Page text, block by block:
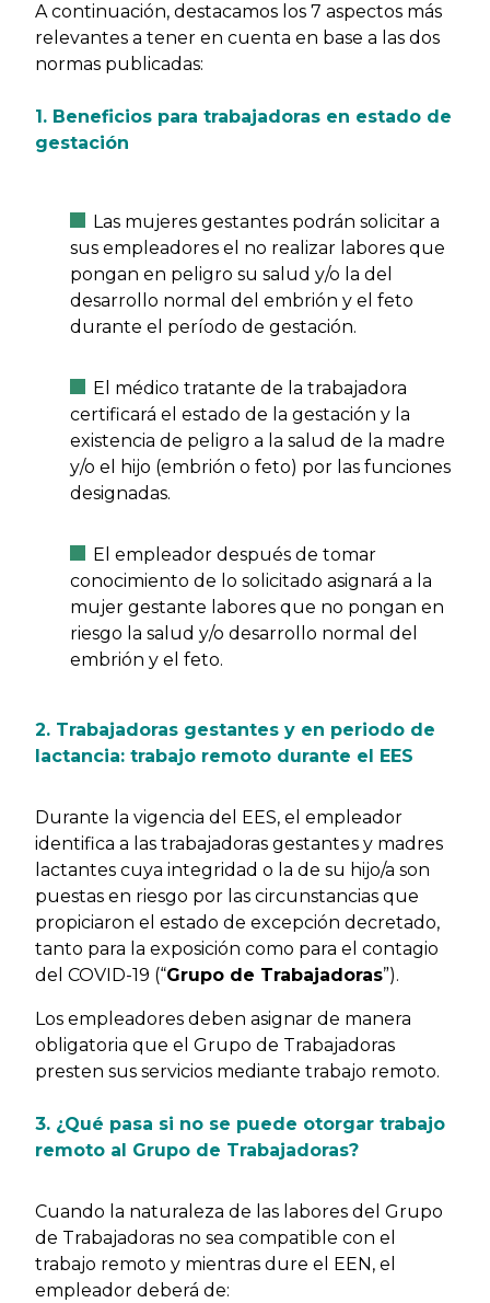
A continuación, destacamos los 7 aspectos más
relevantes a tener en cuenta en base a las dos
normas publicadas:
1. Beneficios para trabajadoras en estado de
gestación
Las mujeres gestantes podrán solicitar a
sus empleadores el no realizar labores que
pongan en peligro su salud y/o la del
desarrollo normal del embrión y el feto
durante el período de gestación.
El médico tratante de la trabajadora
certificará el estado de la gestación y la
existencia de peligro a la salud de la madre
y/o el hijo (embrión o feto) por las funciones
designadas.
El empleador después de tomar
conocimiento de lo solicitado asignará a la
mujer gestante labores que no pongan en
riesgo la salud y/o desarrollo normal del
embrión y el feto.
2. Trabajadoras gestantes y en periodo de
lactancia: trabajo remoto durante el EES
Durante la vigencia del EES, el empleador
identifica a las trabajadoras gestantes y madres
lactantes cuya integridad o la de su hijo/a son
puestas en riesgo por las circunstancias que
propiciaron el estado de excepción decretado,
tanto para la exposición como para el contagio
del COVID-19 (“Grupo de Trabajadoras”).
Los empleadores deben asignar de manera
obligatoria que el Grupo de Trabajadoras
presten sus servicios mediante trabajo remoto.
3. ¿Qué pasa si no se puede otorgar trabajo
remoto al Grupo de Trabajadoras?
Cuando la naturaleza de las labores del Grupo
de Trabajadoras no sea compatible con el
trabajo remoto y mientras dure el EEN, el
empleador deberá de: